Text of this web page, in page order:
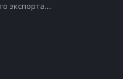
экспорта....